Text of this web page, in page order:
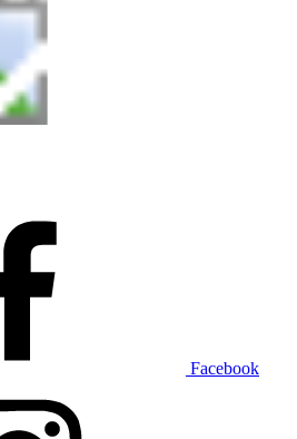
Facebook